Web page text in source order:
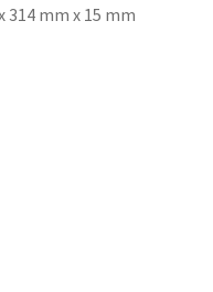
314 mm x 15 mm